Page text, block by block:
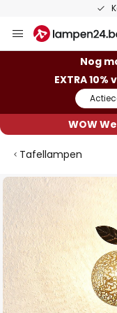
naar
Nog
EXTRA
WOW
Tafellampen
Ga
naar
het
einde
van
de
afbeeldingen-
gallerij